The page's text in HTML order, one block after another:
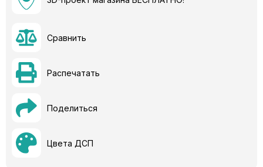
Сравнить
Распечатать
Поделиться
Цвета ДСП